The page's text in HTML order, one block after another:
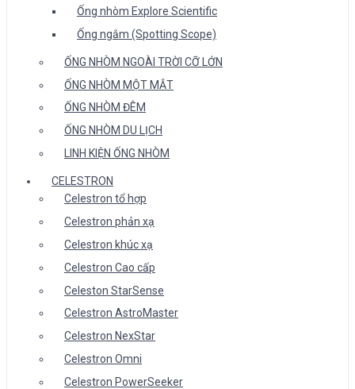
Ống nhòm Explore Scientific
Ống ngắm (Spotting Scope)
ỐNG NHÒM NGOÀI TRỜI CỠ LỚN
ỐNG NHÒM MỘT MẮT
ỐNG NHÒM ĐÊM
ỐNG NHÒM DU LỊCH
LINH KIỆN ỐNG NHÒM
CELESTRON
Celestron tổ hợp
Celestron phản xạ
Celestron khúc xạ
Celestron Cao cấp
Celeston StarSense
Celestron AstroMaster
Celestron NexStar
Celestron Omni
Celestron PowerSeeker